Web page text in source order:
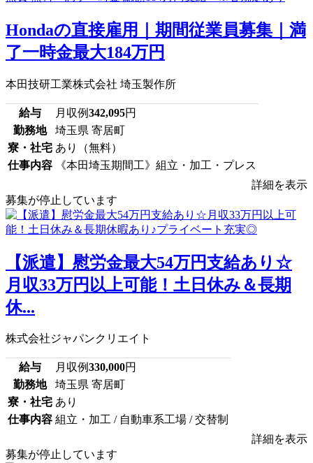
Hondaの直接雇用｜期間従業員募集｜満
了一時金最大184万円
本田技研工業株式会社 埼玉製作所
給与 月収例342,095円
勤務地
埼玉県 寄居町
寮・社宅 あり（無料）
仕事内容
《本田埼玉期間工》組立・加工・プレス
詳細を表示
募集が停止しています
【派遣】慰労金最大54万円支給あり☆
月収33万円以上可能！土日休み＆長期
休...
株式会社ジャパンクリエイト
給与 月収例330,000円
勤務地
埼玉県 寄居町
寮・社宅 あり
仕事内容 組立・加工 / 自動車系工場 / 交替制
詳細を表示
募集が停止しています